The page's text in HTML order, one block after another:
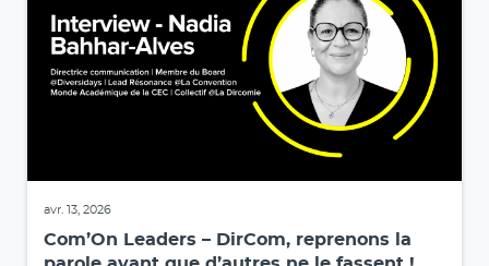
avr. 13, 2026
Com’On Leaders – DirCom, reprenons la